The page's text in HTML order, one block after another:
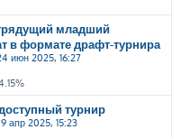
младший
в формате драфт-турнира
июн 2025, 16:27
турнир
апр 2025, 15:23